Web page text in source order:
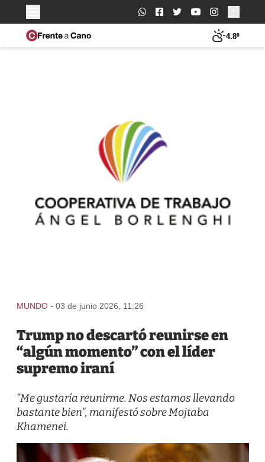
Buscar:
4.8º
MUNDO - 03 de junio 2026, 11:26
Trump no descartó reunirse en
“algún momento” con el líder
supremo iraní
“Me gustaría reunirme. Nos estamos llevando
bastante bien", manifestó sobre Mojtaba
Khamenei.